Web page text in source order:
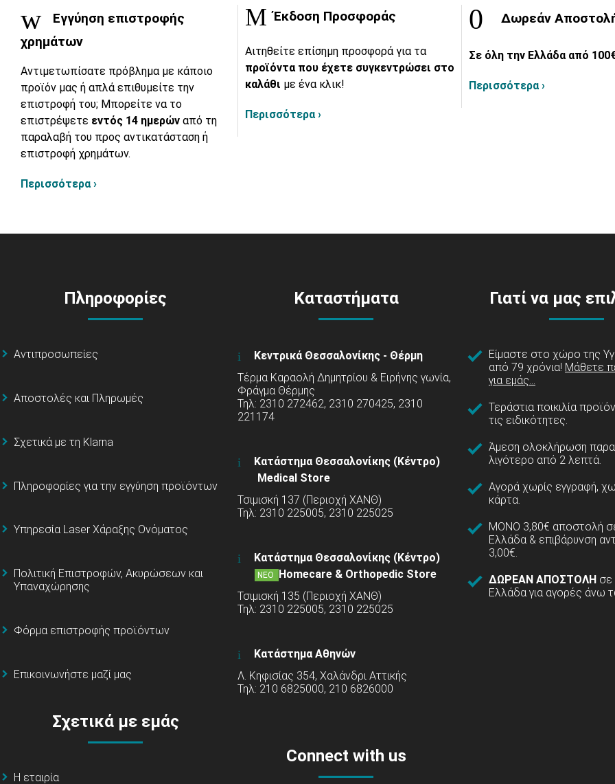
Εγγύηση επιστροφής
χρημάτων
Αντιμετωπίσατε πρόβλημα με κάποιο
προϊόν μας ή απλά επιθυμείτε την
επιστροφή του; Μπορείτε να το
επιστρέψετε εντός 14 ημερών από τη
παραλαβή του προς αντικατάσταση ή
επιστροφή χρημάτων.
Περισσότερα ›
Έκδοση Προσφοράς
Αιτηθείτε επίσημη προσφορά για τα
προϊόντα που έχετε συγκεντρώσει στο
καλάθι με ένα κλικ!
Περισσότερα ›
Δωρεάν
Σε όλη την Ελλάδα από
Περισσότερα ›
Πληροφορίες
Αντιπροσωπείες
Αποστολές και Πληρωμές
Σχετικά με τη Klarna
Πληροφορίες για την εγγύηση προϊόντων
Υπηρεσία Laser Χάραξης Ονόματος
Πολιτική Επιστροφών, Ακυρώσεων και
Υπαναχώρησης
Φόρμα επιστροφής προϊόντων
Επικοινωνήστε μαζί μας
Σχετικά με εμάς
Η εταιρία
Καταστήματα
Κεντρικά Θεσσαλονίκης - Θέρμη
Τέρμα Καραολή Δημητρίου & Ειρήνης γωνία,
Φράγμα Θέρμης
Τηλ: 2310 272462, 2310 270425, 2310
221174
Κατάστημα Θεσσαλονίκης (Κέντρο)
Medical Store
Τσιμισκή 137 (Περιοχή ΧΑΝΘ)
Τηλ: 2310 225005, 2310 225025
Κατάστημα Θεσσαλονίκης (Κέντρο)
ΝΕΟ
Homecare & Orthopedic Store
Τσιμισκή 135 (Περιοχή ΧΑΝΘ)
Τηλ: 2310 225005, 2310 225025
Κατάστημα Αθηνών
Λ. Κηφισίας 354, Χαλάνδρι Αττικής
Τηλ: 210 6825000, 210 6826000
Connect with us
Γιατί να μας
Είμαστε στο χώρο της
από 79 χρόνια! Μάθετε
για εμάς...
Τεράστια ποικιλία
τις ειδικότητες.
Άμεση ολοκλήρωση
λιγότερο από 2 λεπτά.
Αγορά χωρίς εγγραφή,
κάρτα.
ΜΟΝΟ 3,80€ αποστολή
Ελλάδα & επιβάρυνση
3,00€.
ΔΩΡΕΑΝ ΑΠΟΣΤΟΛΗ σε
Ελλάδα για αγορές άνω